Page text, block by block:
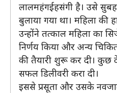
लालमहंगईहसंगी है। उसे
बुलाया गया था। महिला की
उन्होंने तत्काल महिला का
निर्णय किया और अन्य
की तैयारी शुरू कर दी। कुछ
सफल डिलीवरी करा दी।
इससे प्रसूता और उसके